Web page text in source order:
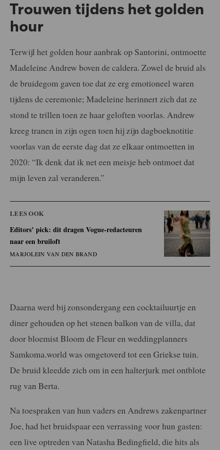
Trouwen tijdens het golden
hour
Terwijl het golden hour aanbrak op Santorini, ontmoette
Madeleine Andrew boven de caldera. Zowel de bruid als
de bruidegom gaven toe dat ze erg emotioneel waren
tijdens de ceremonie; Madeleine herinnert zich dat ze
stond te trillen toen ze haar geloften voorlas. Andrew
kreeg tranen in zijn ogen toen hij zijn dagboeknotitie
voorlas van de eerste dag dat ze elkaar ontmoetten in
2020: “Ik denk dat ik net een meisje heb ontmoet dat
mijn leven zal veranderen.”
LEES OOK
Editors’ pick: dit dragen Vogue-redacteuren
naar een bruiloft
MARJOLEIN VAN DEN BRAND
Daarna werd bij zonsondergang een cocktailuurtje en
diner gehouden op het stenen balkon van de villa, dat
door bloemist Bloom de Fleur en weddingplanners
Samkoma.world was omgetoverd tot een Griekse tuin.
De bruid kleedde zich om in een halterjurk met ontblote
rug van Berta.
Na toespraken van hun vaders en Andrews zakenpartner
Joe, had het bruidspaar een verrassing voor hun gasten:
een live optreden van Natasha Bedingfield, die hits als